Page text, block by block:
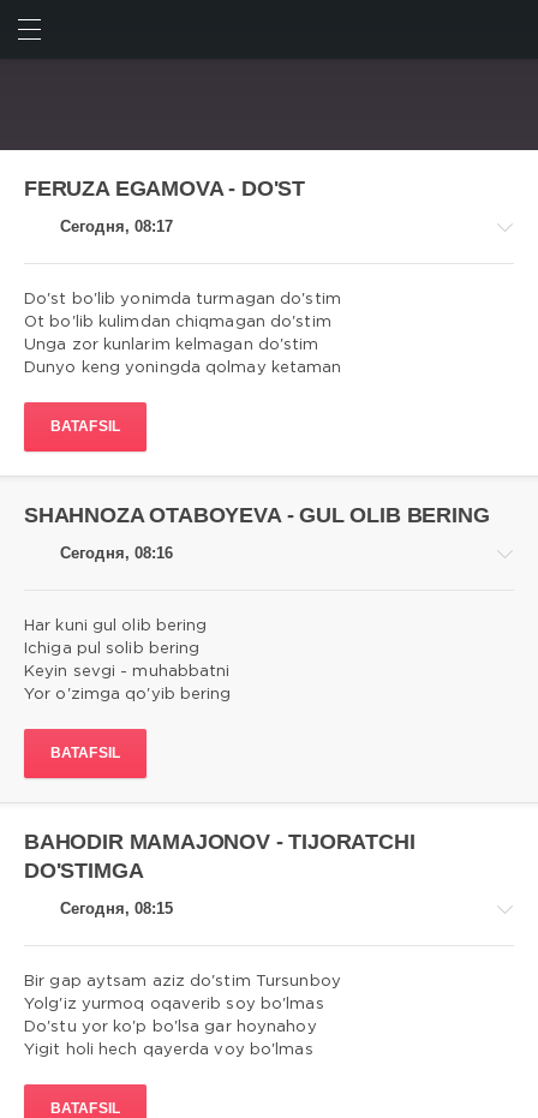
FERUZA EGAMOVA - DO'ST
Сегодня, 08:17
Qo'shiqlar
0
Do'st bo'lib yonimda turmagan do'stim
Ot bo'lib kulimdan chiqmagan do'stim
Unga zor kunlarim kelmagan do'stim
Dunyo keng yoningda qolmay ketaman
BATAFSIL
SHAHNOZA OTABOYEVA - GUL OLIB BERING
Сегодня, 08:16
0
Har kuni gul olib bering
Ichiga pul solib bering
Keyin sevgi - muhabbatni
Yor o'zimga qo'yib bering
BATAFSIL
BAHODIR MAMAJONOV - TIJORATCHI
DO'STIMGA
Сегодня, 08:15
Qo'shiqlar
Bir gap aytsam aziz do'stim Tursunboy
Yolg'iz yurmoq oqaverib soy bo'lmas
Do'stu yor ko'p bo'lsa gar hoynahoy
Yigit holi hech qayerda voy bo'lmas
BATAFSIL